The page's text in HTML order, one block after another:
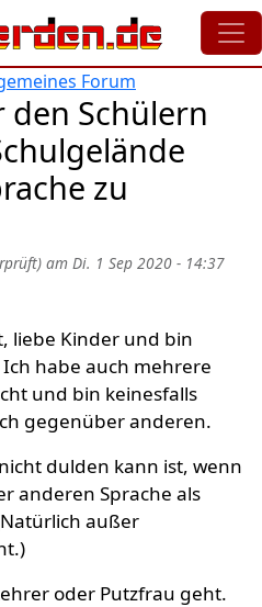
Forum
den Schülern
zu
am Di. 1 Sep 2020 - 14:37
liebe Kinder und bin
habe auch mehrere
und bin keinesfalls
gegenüber anderen.
dulden kann ist, wenn
anderen Sprache als
außer
oder Putzfrau geht.